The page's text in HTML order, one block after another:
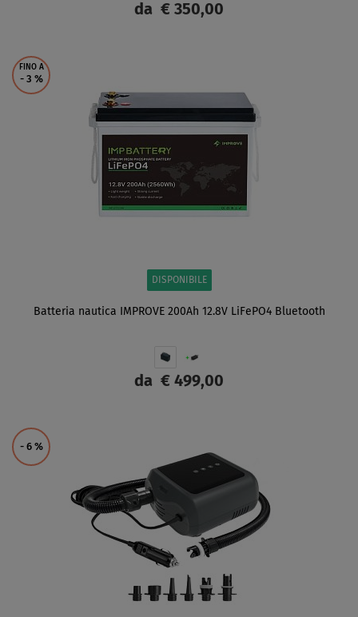
da € 350,00
FINO A
- 3 %
DISPONIBILE
Batteria nautica IMPROVE 200Ah 12.8V LiFePO4 Bluetooth
da € 499,00
- 6 %